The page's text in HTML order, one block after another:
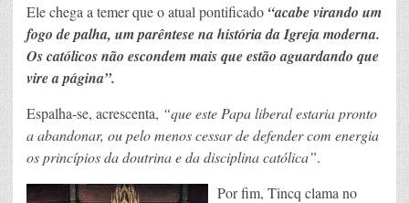
Ele chega a temer que o atual pontificado “acabe virando um
fogo de palha, um parêntese na história da Igreja moderna.
Os católicos não escondem mais que estão aguardando que
vire a página”.
Espalha-se, acrescenta, “que este Papa liberal estaria pronto
a abandonar, ou pelo menos cessar de defender com energia
os princípios da doutrina e da disciplina católica”.
Por fim, Tincq clama no